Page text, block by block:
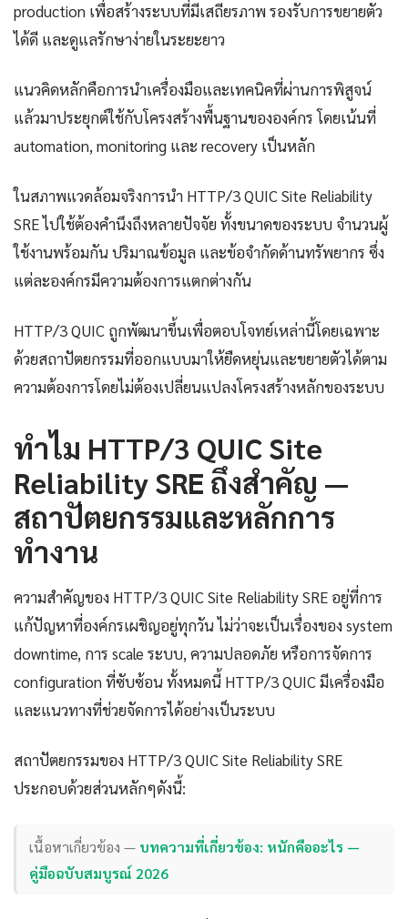
production เพื่อสร้างระบบที่มีเสถียรภาพ รองรับการขยายตัว
ได้ดี และดูแลรักษาง่ายในระยะยาว
แนวคิดหลักคือการนำเครื่องมือและเทคนิคที่ผ่านการพิสูจน์
แล้วมาประยุกต์ใช้กับโครงสร้างพื้นฐานขององค์กร โดยเน้นที่
automation, monitoring และ recovery เป็นหลัก
ในสภาพแวดล้อมจริงการนำ HTTP/3 QUIC Site Reliability
SRE ไปใช้ต้องคำนึงถึงหลายปัจจัย ทั้งขนาดของระบบ จำนวนผู้
ใช้งานพร้อมกัน ปริมาณข้อมูล และข้อจำกัดด้านทรัพยากร ซึ่ง
แต่ละองค์กรมีความต้องการแตกต่างกัน
HTTP/3 QUIC ถูกพัฒนาขึ้นเพื่อตอบโจทย์เหล่านี้โดยเฉพาะ
ด้วยสถาปัตยกรรมที่ออกแบบมาให้ยืดหยุ่นและขยายตัวได้ตาม
ความต้องการโดยไม่ต้องเปลี่ยนแปลงโครงสร้างหลักของระบบ
ทำไม HTTP/3 QUIC Site
Reliability SRE ถึงสำคัญ —
สถาปัตยกรรมและหลักการ
ทำงาน
ความสำคัญของ HTTP/3 QUIC Site Reliability SRE อยู่ที่การ
แก้ปัญหาที่องค์กรเผชิญอยู่ทุกวัน ไม่ว่าจะเป็นเรื่องของ system
downtime, การ scale ระบบ, ความปลอดภัย หรือการจัดการ
configuration ที่ซับซ้อน ทั้งหมดนี้ HTTP/3 QUIC มีเครื่องมือ
และแนวทางที่ช่วยจัดการได้อย่างเป็นระบบ
สถาปัตยกรรมของ HTTP/3 QUIC Site Reliability SRE
ประกอบด้วยส่วนหลักๆดังนี้:
เนื้อหาเกี่ยวข้อง — บทความที่เกี่ยวข้อง: หนักคืออะไร —
คู่มือฉบับสมบูรณ์ 2026